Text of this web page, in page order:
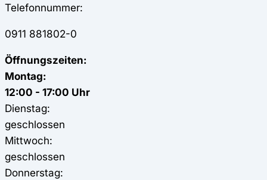
Telefonnummer:
0911 881802-0
Öffnungszeiten:
Montag:
12:00 - 17:00 Uhr
Dienstag:
geschlossen
Mittwoch:
geschlossen
Donnerstag: